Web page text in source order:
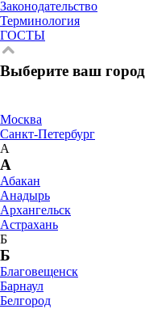
Законодательство
Терминология
ГОСТЫ
Выберите ваш город
Москва
Санкт-Петербург
А
А
Абакан
Анадырь
Архангельск
Астрахань
Б
Б
Благовещенск
Барнаул
Белгород